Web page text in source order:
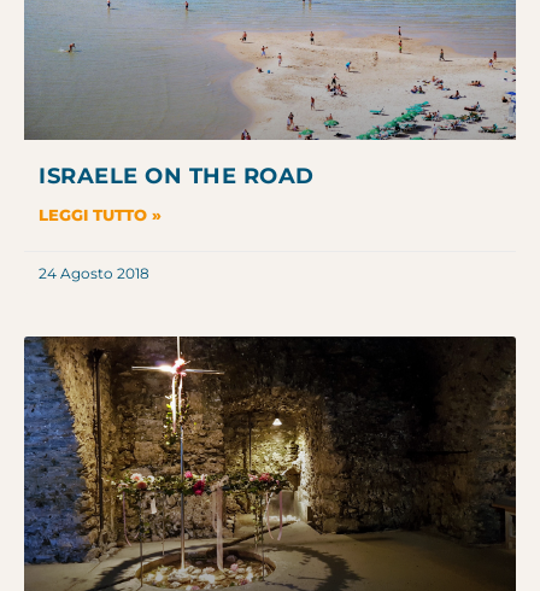
ISRAELE ON THE ROAD
LEGGI TUTTO »
24 Agosto 2018